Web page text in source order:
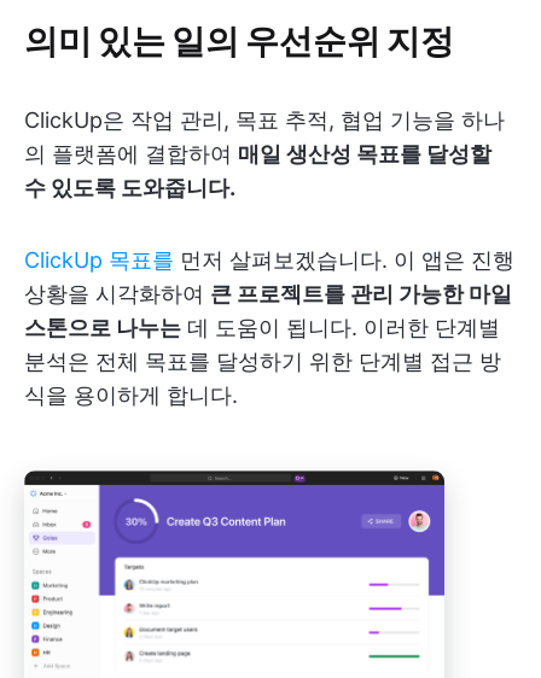
의미 있는 일의 우선순위 지정
ClickUp은 작업 관리, 목표 추적, 협업 기능을 하나
의 플랫폼에 결합하여 매일 생산성 목표를 달성할
수 있도록 도와줍니다.
ClickUp 목표를 먼저 살펴보겠습니다. 이 앱은 진행
상황을 시각화하여 큰 프로젝트를 관리 가능한 마일
스톤으로 나누는 데 도움이 됩니다. 이러한 단계별
분석은 전체 목표를 달성하기 위한 단계별 접근 방
식을 용이하게 합니다.